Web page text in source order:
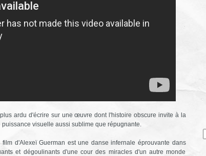
ardu d'écrire sur une œuvre dont l'histoire obscure invite à la
visuelle aussi sublime que répugnante.
d'Alexeï Guerman est une danse infernale éprouvante dans
et dégoulinants d'une cour des miracles d'un autre monde